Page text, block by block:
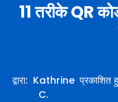
11 तरीके QR
द्वारा: Kathrine
C.
प्रकाशित